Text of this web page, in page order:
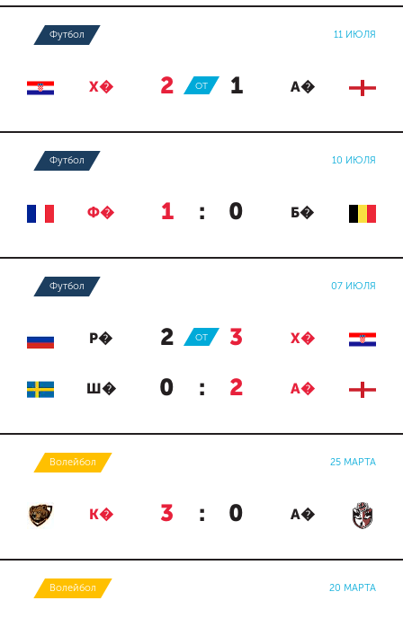
Футбол 11 ИЮЛЯ
Х� 2 : 1 А�
ОТ
Футбол 10 ИЮЛЯ
Ф� 1 : 0 Б�
Футбол 07 ИЮЛЯ
Р� 2 : 3 Х�
ОТ
Ш� 0 : 2 А�
Волейбол 25 МАРТА
К� 3 : 0 А�
Волейбол 20 МАРТА